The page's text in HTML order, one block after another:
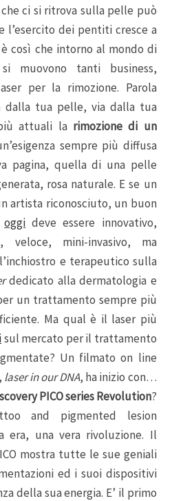
ci si ritrova sulla pelle può
l’esercito dei pentiti cresce a
così che intorno al mondo di
muovono tanti business,
per la rimozione. Parola
dalla tua pelle, via dalla tua
attuali larimozione di un
sempre più diffusa
pagina, quella di una pelle
rosa naturale. E se un
artista riconosciuto, un buon
oggi deve essere innovativo,
veloce, mini-invasivo, ma
e terapeutico sulla
dedicato alla dermatologia e
un trattamento sempre più
Ma qual è il laser più
sul mercato per il trattamento
Un filmato on line
laser in our DNA, ha inizio con…
PICO series Revolution?
and pigmented lesion
era, una vera rivoluzione. Il
mostra tutte le sue geniali
ed i suoi dispositivi
della sua energia. E’ il primo